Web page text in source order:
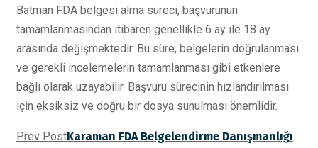
Batman FDA belgesi alma süreci, başvurunun
tamamlanmasından itibaren genellikle 6 ay ile 18 ay
arasında değişmektedir. Bu süre, belgelerin doğrulanması
ve gerekli incelemelerin tamamlanması gibi etkenlere
bağlı olarak uzayabilir. Başvuru sürecinin hızlandırılması
için eksiksiz ve doğru bir dosya sunulması önemlidir.
Prev PostKaraman FDA Belgelendirme Danışmanlığı